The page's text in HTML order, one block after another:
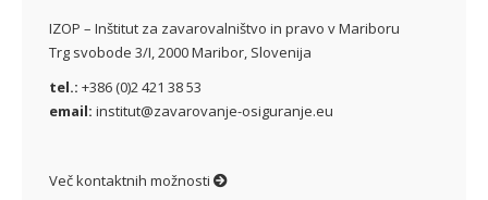
IZOP – Inštitut za zavarovalništvo in pravo v Mariboru
Trg svobode 3/I, 2000 Maribor, Slovenija
tel.: +386 (0)2 421 38 53
email: institut@zavarovanje-osiguranje.eu
Več kontaktnih možnosti